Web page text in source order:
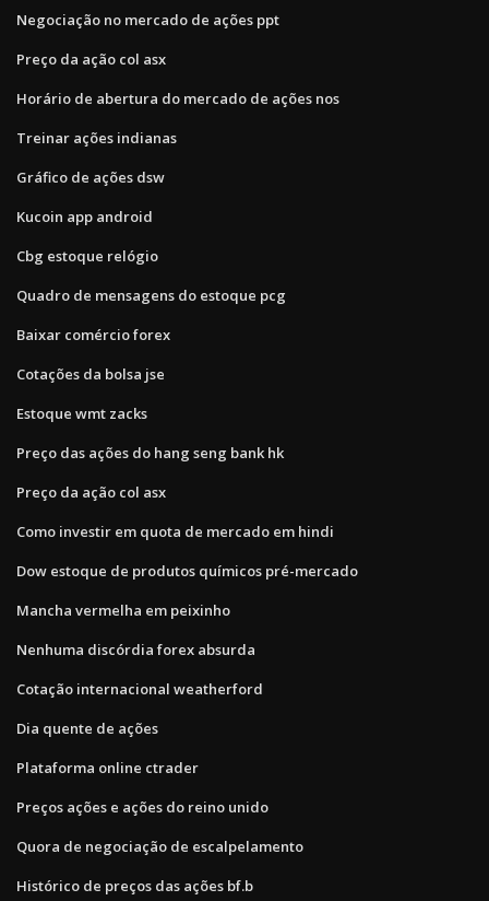
Negociação no mercado de ações ppt
Preço da ação col asx
Horário de abertura do mercado de ações nos
Treinar ações indianas
Gráfico de ações dsw
Kucoin app android
Cbg estoque relógio
Quadro de mensagens do estoque pcg
Baixar comércio forex
Cotações da bolsa jse
Estoque wmt zacks
Preço das ações do hang seng bank hk
Preço da ação col asx
Como investir em quota de mercado em hindi
Dow estoque de produtos químicos pré-mercado
Mancha vermelha em peixinho
Nenhuma discórdia forex absurda
Cotação internacional weatherford
Dia quente de ações
Plataforma online ctrader
Preços ações e ações do reino unido
Quora de negociação de escalpelamento
Histórico de preços das ações bf.b